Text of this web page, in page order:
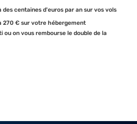
des centaines d'euros par an sur vos vols
270 € sur votre hébergement
ou on vous rembourse le double de la